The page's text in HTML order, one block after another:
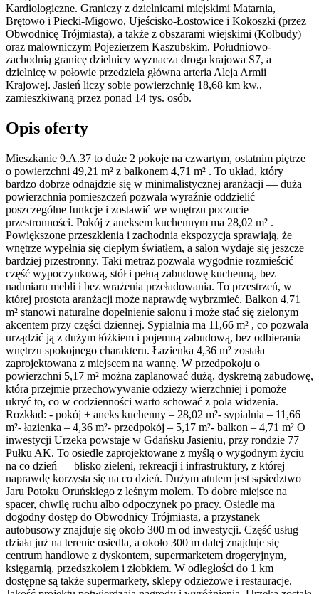
Kardiologiczne. Graniczy z dzielnicami miejskimi Matarnia,
Brętowo i Piecki-Migowo, Ujeścisko-Łostowice i Kokoszki (przez
Obwodnicę Trójmiasta), a także z obszarami wiejskimi (Kolbudy)
oraz malowniczym Pojezierzem Kaszubskim. Południowo-
zachodnią granicę dzielnicy wyznacza droga krajowa S7, a
dzielnicę w połowie przedziela główna arteria Aleja Armii
Krajowej. Jasień liczy sobie powierzchnię 18,68 km kw.,
zamieszkiwaną przez ponad 14 tys. osób.
Opis oferty
Mieszkanie 9.A.37 to duże 2 pokoje na czwartym, ostatnim piętrze
o powierzchni 49,21 m² z balkonem 4,71 m² . To układ, który
bardzo dobrze odnajdzie się w minimalistycznej aranżacji — duża
powierzchnia pomieszczeń pozwala wyraźnie oddzielić
poszczególne funkcje i zostawić we wnętrzu poczucie
przestronności. Pokój z aneksem kuchennym ma 28,02 m² .
Powiększone przeszklenia i zachodnia ekspozycja sprawiają, że
wnętrze wypełnia się ciepłym światłem, a salon wydaje się jeszcze
bardziej przestronny. Taki metraż pozwala wygodnie rozmieścić
część wypoczynkową, stół i pełną zabudowę kuchenną, bez
nadmiaru mebli i bez wrażenia przeładowania. To przestrzeń, w
której prostota aranżacji może naprawdę wybrzmieć. Balkon 4,71
m² stanowi naturalne dopełnienie salonu i może stać się zielonym
akcentem przy części dziennej. Sypialnia ma 11,66 m² , co pozwala
urządzić ją z dużym łóżkiem i pojemną zabudową, bez odbierania
wnętrzu spokojnego charakteru. Łazienka 4,36 m² została
zaprojektowana z miejscem na wannę. W przedpokoju o
powierzchni 5,17 m² można zaplanować dużą, dyskretną zabudowę,
która przejmie przechowywanie odzieży wierzchniej i pomoże
ukryć to, co w codzienności warto schować z pola widzenia.
Rozkład: - pokój + aneks kuchenny – 28,02 m²- sypialnia – 11,66
m²- łazienka – 4,36 m²- przedpokój – 5,17 m²- balkon – 4,71 m² O
inwestycji Urzeka powstaje w Gdańsku Jasieniu, przy rondzie 77
Pułku AK. To osiedle zaprojektowane z myślą o wygodnym życiu
na co dzień — blisko zieleni, rekreacji i infrastruktury, z której
naprawdę korzysta się na co dzień. Dużym atutem jest sąsiedztwo
Jaru Potoku Oruńskiego z leśnym molem. To dobre miejsce na
spacer, chwilę ruchu albo odpoczynek po pracy. Osiedle ma
dogodny dostęp do Obwodnicy Trójmiasta, a przystanek
autobusowy znajduje się około 300 m od inwestycji. Część usług
działa już na terenie osiedla, a około 300 m dalej znajduje się
centrum handlowe z dyskontem, supermarketem drogeryjnym,
księgarnią, przedszkolem i żłobkiem. W odległości do 1 km
dostępne są także supermarkety, sklepy odzieżowe i restauracje.